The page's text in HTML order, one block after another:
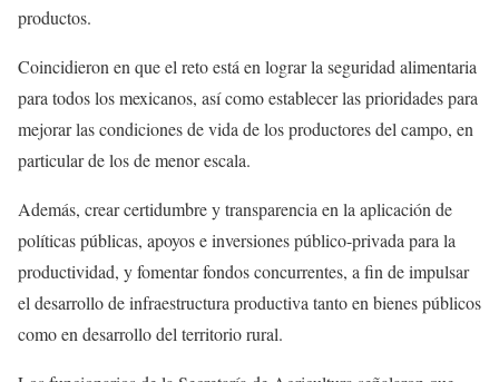
productos.
Coincidieron en que el reto está en lograr la seguridad alimentaria
para todos los mexicanos, así como establecer las prioridades para
mejorar las condiciones de vida de los productores del campo, en
particular de los de menor escala.
Además, crear certidumbre y transparencia en la aplicación de
políticas públicas, apoyos e inversiones público-privada para la
productividad, y fomentar fondos concurrentes, a fin de impulsar
el desarrollo de infraestructura productiva tanto en bienes públicos
como en desarrollo del territorio rural.